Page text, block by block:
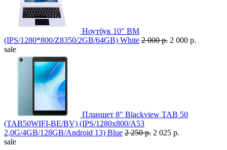
Ноутбук 10" BM
(IPS/1280*800/Z8350/2GB/64GB) White 2 000 р. 2 000 р.
sale
Планшет 8" Blackview TAB 50
(TAB50WIFI-BE/BV) (IPS/1280x800/A53
2,0G/4GB/128GB/Android 13) Blue 2 250 р. 2 025 р.
sale